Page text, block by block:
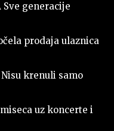
Sve generacije
prodaja ulaznica
Nisu krenuli samo
miseca uz koncerte i